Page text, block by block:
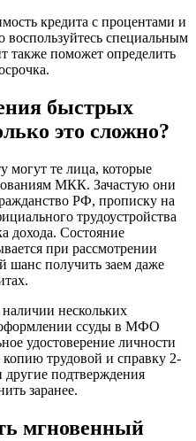
кредита с процентами и
воспользуйтесь специальным
также поможет определить
быстрых
это сложно?
могут те лица, которые
МКК. Зачастую они
РФ, прописку на
трудоустройства
дохода. Состояние
при рассмотрении
шанс получить заем даже
нескольких
ссуды в МФО
удостоверение личности
трудовой и справку 2-
подтверждения
заранее.
мгновенный